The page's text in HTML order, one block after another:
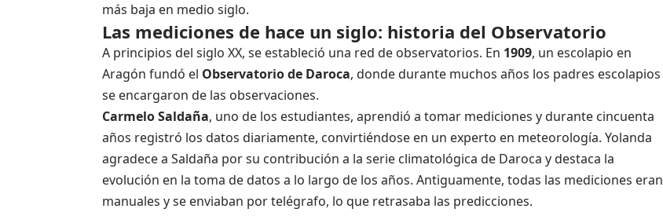
más baja en medio siglo.
Las mediciones de hace un siglo: historia del Observatorio
A principios del siglo XX, se estableció una red de observatorios. En 1909, un escolapio en
Aragón fundó el Observatorio de Daroca, donde durante muchos años los padres escolapios
se encargaron de las observaciones.
Carmelo Saldaña, uno de los estudiantes, aprendió a tomar mediciones y durante cincuenta
años registró los datos diariamente, convirtiéndose en un experto en meteorología. Yolanda
agradece a Saldaña por su contribución a la serie climatológica de Daroca y destaca la
evolución en la toma de datos a lo largo de los años. Antiguamente, todas las mediciones eran
manuales y se enviaban por telégrafo, lo que retrasaba las predicciones.